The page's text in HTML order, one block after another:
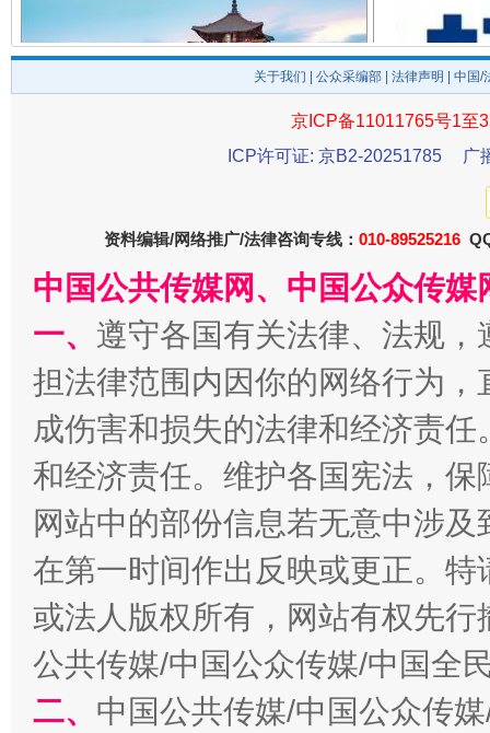
一
揭开“小金库”的免责幌子
受贿1.44亿！段成刚被判无期 从幼
关于我们 公众采编部 法律声明 | 中国
京ICP备11011765号1至
ICP许可证: 京B2-20251785
广
资料编辑/网络推广/法律咨询专线： 010-89525216
中国公共传媒网、中国公众传
一、 遵守各国有关法律、法规
担法律范围内因你的网络行为
成伤害和损失的法律和经济责
和经济责任。维护各国宪法，
网站中的部份信息若无意中涉
在第一时间作出反映或更正。
或法人版权所有，网站有权先
公共传媒/中国公众传媒/中国全
二、 中国公共传媒/中国公众传